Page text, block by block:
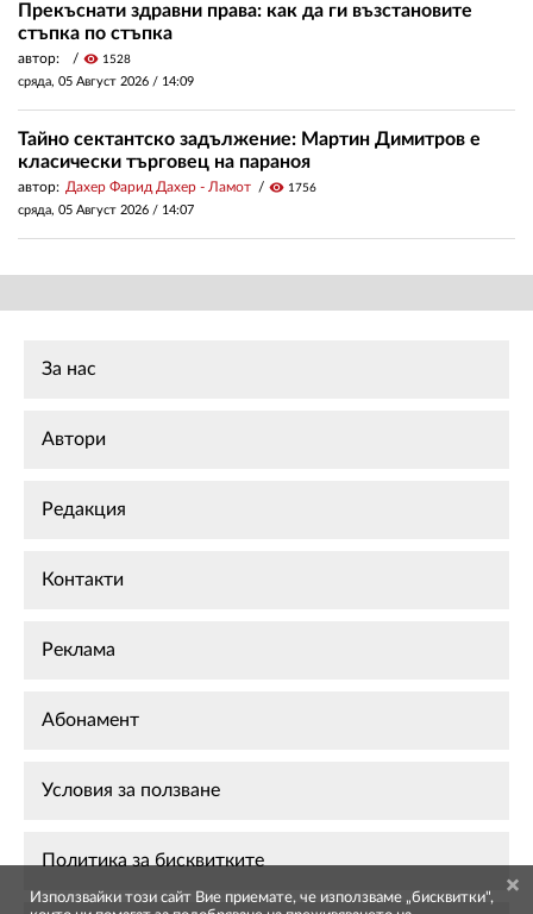
Прекъснати здравни права: как да ги възстановите
стъпка по стъпка
автор: visibility 1528
сряда, 05 Август 2026 / 14:09
Тайно сектантско задължение: Мартин Димитров е
класически търговец на параноя
автор: Дахер Фарид Дахер - Ламот visibility 1756
сряда, 05 Август 2026 / 14:07
За нас
Автори
Редакция
Контакти
Реклама
Абонамент
Условия за ползване
Политика за бисквитките
Използвайки този сайт Вие приемате, че използваме „бисквитки",